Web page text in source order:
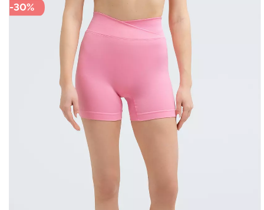
-30%
мікрофібри LEGGINGS 02
Безшовні легінси
LEGGINGS (чорний) Giulia